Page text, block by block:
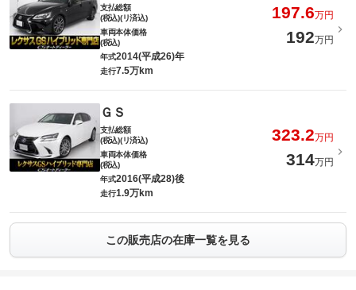
支払総額
(税込)(リ済込)
197.6万円
車両本体価格
(税込)
192万円
年式2014(平成26)年
走行7.5万km
ＧＳ
支払総額
(税込)(リ済込)
323.2万円
車両本体価格
(税込)
314万円
年式2016(平成28)後
走行1.9万km
この販売店の在庫一覧を見る